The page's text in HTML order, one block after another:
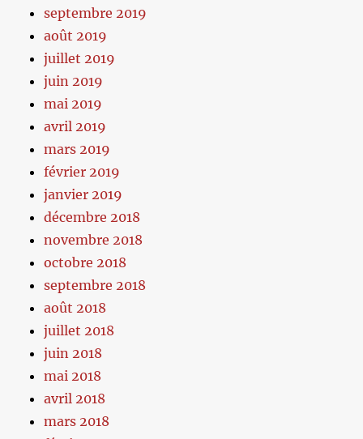
septembre 2019
août 2019
juillet 2019
juin 2019
mai 2019
avril 2019
mars 2019
février 2019
janvier 2019
décembre 2018
novembre 2018
octobre 2018
septembre 2018
août 2018
juillet 2018
juin 2018
mai 2018
avril 2018
mars 2018